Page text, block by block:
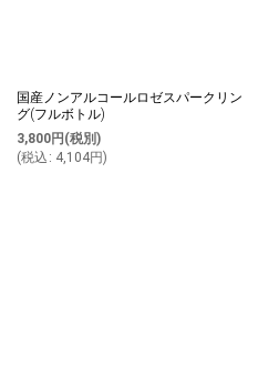
国産ノンアルコールロゼスパークリン
グ(フルボトル)
3,800円 (税別)
(税込 : 4,104円)